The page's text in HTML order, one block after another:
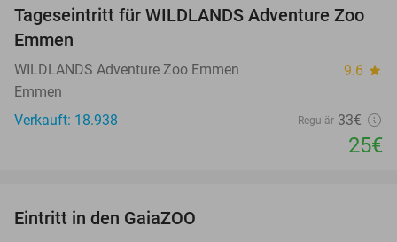
24%
Tageseintritt für WILDLANDS Adventure Zoo
Emmen
WILDLANDS Adventure Zoo Emmen 9.6 star
Emmen
Verkauft: 18.938
Regulär 33€
25€
Eintritt in den GaiaZOO